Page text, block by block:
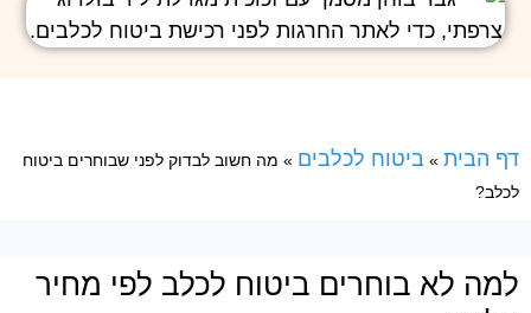
דף הבית » ביטוח לכלבים » מה חשוב לבדוק לפני שבוחרים ביטוח
לכלב?
למה לא בוחרים ביטוח לכלב לפי מחיר